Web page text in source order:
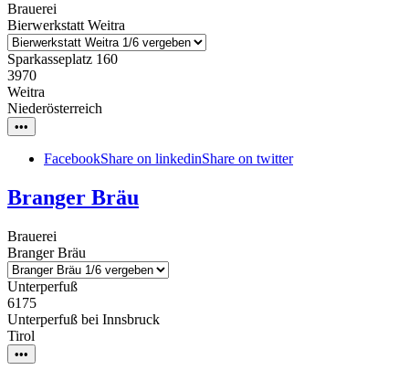
Brauerei
Bierwerkstatt Weitra
Sparkasseplatz 160
3970
Weitra
Niederösterreich
•••
FacebookShare on linkedinShare on twitter
Branger Bräu
Brauerei
Branger Bräu
Unterperfuß
6175
Unterperfuß bei Innsbruck
Tirol
•••